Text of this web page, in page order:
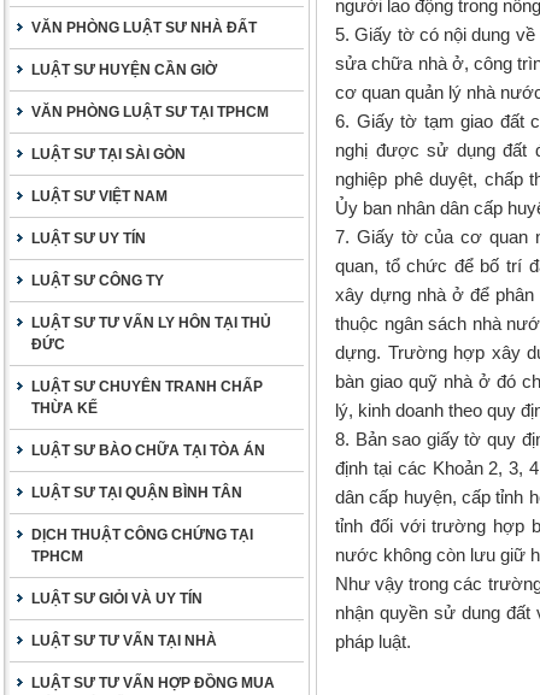
VĂN PHÒNG LUẬT SƯ NHÀ ĐẤT
LUẬT SƯ HUYỆN CẦN GIỜ
VĂN PHÒNG LUẬT SƯ TẠI TPHCM
LUẬT SƯ TẠI SÀI GÒN
LUẬT SƯ VIỆT NAM
LUẬT SƯ UY TÍN
LUẬT SƯ CÔNG TY
LUẬT SƯ TƯ VẤN LY HÔN TẠI THỦ
ĐỨC
LUẬT SƯ CHUYÊN TRANH CHẤP
THỪA KẾ
LUẬT SƯ BÀO CHỮA TẠI TÒA ÁN
LUẬT SƯ TẠI QUẬN BÌNH TÂN
DỊCH THUẬT CÔNG CHỨNG TẠI
TPHCM
LUẬT SƯ GIỎI VÀ UY TÍN
LUẬT SƯ TƯ VẤN TẠI NHÀ
LUẬT SƯ TƯ VẤN HỢP ĐỒNG MUA
người lao động trong
5. Giấy tờ có nội dung
sửa chữa nhà ở, công
cơ quan quản lý nhà
6. Giấy tờ tạm giao đất
nghị được sử dụng đất
nghiệp phê duyệt, chấp
Ủy ban nhân dân cấp
7. Giấy tờ của cơ quan
quan, tổ chức để bố trí
xây dựng nhà ở để phân
thuộc ngân sách nhà
dựng. Trường hợp xây
bàn giao quỹ nhà ở đó
lý, kinh doanh theo quy
8. Bản sao giấy tờ quy
định tại các Khoản 2, 3,
dân cấp huyện, cấp tỉnh
tỉnh đối với trường hợp
nước không còn lưu giữ
Như vậy trong các
nhận quyền sử dung
pháp luật.